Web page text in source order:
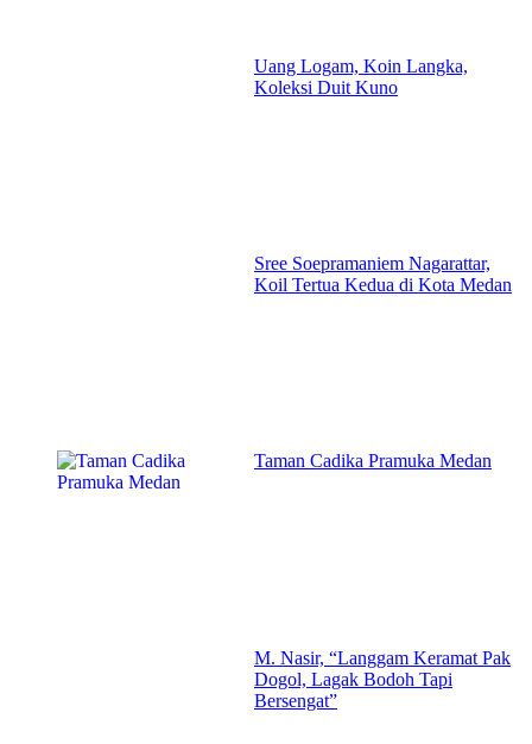
Uang Logam, Koin Langka,
Koleksi Duit Kuno
Sree Soepramaniem Nagarattar,
Koil Tertua Kedua di Kota Medan
Taman Cadika Pramuka Medan
M. Nasir, “Langgam Keramat Pak
Dogol, Lagak Bodoh Tapi
Bersengat”